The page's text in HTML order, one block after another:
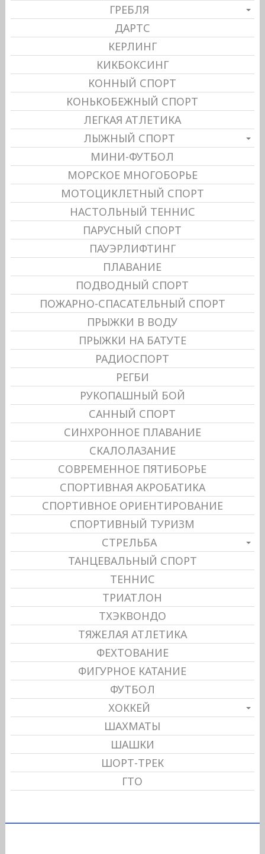
ГРЕБЛЯ
ДАРТС
КЕРЛИНГ
КИКБОКСИНГ
КОННЫЙ СПОРТ
КОНЬКОБЕЖНЫЙ СПОРТ
ЛЕГКАЯ АТЛЕТИКА
ЛЫЖНЫЙ СПОРТ
МИНИ-ФУТБОЛ
МОРСКОЕ МНОГОБОРЬЕ
МОТОЦИКЛЕТНЫЙ СПОРТ
НАСТОЛЬНЫЙ ТЕННИС
ПАРУСНЫЙ СПОРТ
ПАУЭРЛИФТИНГ
ПЛАВАНИЕ
ПОДВОДНЫЙ СПОРТ
ПОЖАРНО-СПАСАТЕЛЬНЫЙ СПОРТ
ПРЫЖКИ В ВОДУ
ПРЫЖКИ НА БАТУТЕ
РАДИОСПОРТ
РЕГБИ
РУКОПАШНЫЙ БОЙ
САННЫЙ СПОРТ
СИНХРОННОЕ ПЛАВАНИЕ
СКАЛОЛАЗАНИЕ
СОВРЕМЕННОЕ ПЯТИБОРЬЕ
СПОРТИВНАЯ АКРОБАТИКА
СПОРТИВНОЕ ОРИЕНТИРОВАНИЕ
СПОРТИВНЫЙ ТУРИЗМ
СТРЕЛЬБА
ТАНЦЕВАЛЬНЫЙ СПОРТ
ТЕННИС
ТРИАТЛОН
ТХЭКВОНДО
ТЯЖЕЛАЯ АТЛЕТИКА
ФЕХТОВАНИЕ
ФИГУРНОЕ КАТАНИЕ
ФУТБОЛ
ХОККЕЙ
ШАХМАТЫ
ШАШКИ
ШОРТ-ТРЕК
ГТО